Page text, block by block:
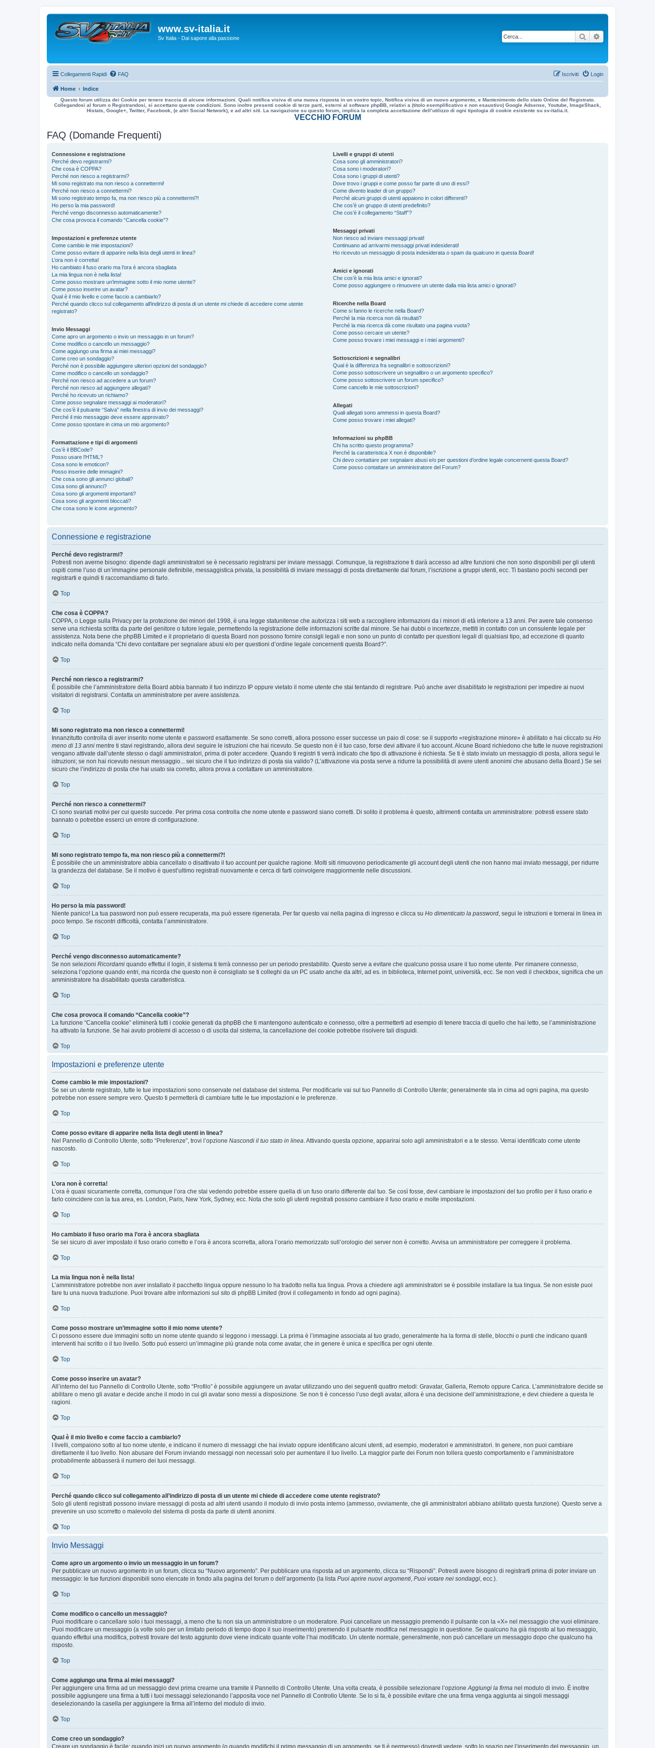
www.sv-italia.it
Sv Italia - Dai sapore alla passione Cerca
Collegamenti Rapidi FAQ Login
Iscriviti
Home Indice
Questo forum utilizza dei Cookie per tenere traccia di alcune informazioni. Quali notifica visiva di una nuova risposta in un vostro topic, Notifica visiva di un nuovo argomento, e Mantenimento dello stato Online del Registrato.
Collegandosi al forum o Registrandosi, si accettano queste condizioni. Sono inoltre presenti cookie di terze parti, esterni al software phpBB, relativi a (titolo esemplificativo e non esaustivo) Google Adsense, Youtube, ImageShack,
Histats, Google+, Twitter, Facebook, (e altri Social Network), e ad altri siti. La navigazione su questo forum, implica la completa accettazione dell’utilizzo di ogni tipologia di cookie esistente su sv-italia.it.
VECCHIO FORUM
FAQ (Domande Frequenti)
Connessione e registrazione
Perché devo registrarmi?
Che cosa è COPPA?
Perché non riesco a registrarmi?
Mi sono registrato ma non riesco a connettermi!
Perché non riesco a connettermi?
Mi sono registrato tempo fa, ma non riesco più a connettermi?!
Ho perso la mia password!
Perché vengo disconnesso automaticamente?
Che cosa provoca il comando “Cancella cookie”?
Impostazioni e preferenze utente
Come cambio le mie impostazioni?
Come posso evitare di apparire nella lista degli utenti in linea?
L’ora non è corretta!
Ho cambiato il fuso orario ma l’ora è ancora sbagliata
La mia lingua non è nella lista!
Come posso mostrare un’immagine sotto il mio nome utente?
Come posso inserire un avatar?
Qual è il mio livello e come faccio a cambiarlo?
Perché quando clicco sul collegamento all’indirizzo di posta di un utente mi chiede di accedere come utente
registrato?
Invio Messaggi
Come apro un argomento o invio un messaggio in un forum?
Come modifico o cancello un messaggio?
Come aggiungo una firma ai miei messaggi?
Come creo un sondaggio?
Perché non è possibile aggiungere ulteriori opzioni del sondaggio?
Come modifico o cancello un sondaggio?
Perché non riesco ad accedere a un forum?
Perché non riesco ad aggiungere allegati?
Perché ho ricevuto un richiamo?
Come posso segnalare messaggi ai moderatori?
Che cos’è il pulsante “Salva” nella finestra di invio dei messaggi?
Perché il mio messaggio deve essere approvato?
Come posso spostare in cima un mio argomento?
Formattazione e tipi di argomenti
Cos’è il BBCode?
Posso usare l’HTML?
Cosa sono le emoticon?
Posso inserire delle immagini?
Che cosa sono gli annunci globali?
Cosa sono gli annunci?
Cosa sono gli argomenti importanti?
Cosa sono gli argomenti bloccati?
Che cosa sono le icone argomento?
Livelli e gruppi di utenti
Cosa sono gli amministratori?
Cosa sono i moderatori?
Cosa sono i gruppi di utenti?
Dove trovo i gruppi e come posso far parte di uno di essi?
Come divento leader di un gruppo?
Perché alcuni gruppi di utenti appaiono in colori differenti?
Che cos’è un gruppo di utenti predefinito?
Che cos’è il collegamento “Staff”?
Messaggi privati
Non riesco ad inviare messaggi privati!
Continuano ad arrivarmi messaggi privati indesiderati!
Ho ricevuto un messaggio di posta indesiderata o spam da qualcuno in questa Board!
Amici e ignorati
Che cos’è la mia lista amici e ignorati?
Come posso aggiungere o rimuovere un utente dalla mia lista amici o ignorati?
Ricerche nella Board
Come si fanno le ricerche nella Board?
Perché la mia ricerca non dà risultati?
Perché la mia ricerca dà come risultato una pagina vuota?
Come posso cercare un utente?
Come posso trovare i miei messaggi e i miei argomenti?
Sottoscrizioni e segnalibri
Qual è la differenza fra segnalibri e sottoscrizioni?
Come posso sottoscrivere un segnalibro o un argomento specifico?
Come posso sottoscrivere un forum specifico?
Come cancello le mie sottoscrizioni?
Allegati
Quali allegati sono ammessi in questa Board?
Come posso trovare i miei allegati?
Informazioni su phpBB
Chi ha scritto questo programma?
Perché la caratteristica X non è disponibile?
Chi devo contattare per segnalare abusi e/o per questioni d’ordine legale concernenti questa Board?
Come posso contattare un amministratore del Forum?
Connessione e registrazione
Perché devo registrarmi?
Potresti non averne bisogno: dipende dagli amministratori se è necessario registrarsi per inviare messaggi. Comunque, la registrazione ti darà accesso ad altre funzioni che non sono disponibili per gli utenti
ospiti come l’uso di un’immagine personale definibile, messaggistica privata, la possibilità di inviare messaggi di posta direttamente dal forum, l’iscrizione a gruppi utenti, ecc. Ti bastano pochi secondi per
registrarti e quindi ti raccomandiamo di farlo.
Top
Che cosa è COPPA?
COPPA, o Legge sulla Privacy per la protezione dei minori del 1998, è una legge statunitense che autorizza i siti web a raccogliere informazioni da i minori di età inferiore a 13 anni. Per avere tale consenso
serve una richiesta scritta da parte del genitore o tutore legale, permettendo la registrazione delle informazioni scritte dal minore. Se hai dubbi o incertezze, mettiti in contatto con un consulente legale per
assistenza. Nota bene che phpBB Limited e il proprietario di questa Board non possono fornire consigli legali e non sono un punto di contatto per questioni legali di qualsiasi tipo, ad eccezione di quanto
indicato nella domanda “Chi devo contattare per segnalare abusi e/o per questioni d’ordine legale concernenti questa Board?”.
Top
Perché non riesco a registrarmi?
È possibile che l’amministratore della Board abbia bannato il tuo indirizzo IP oppure vietato il nome utente che stai tentando di registrare. Può anche aver disabilitato le registrazioni per impedire ai nuovi
visitatori di registrarsi. Contatta un amministratore per avere assistenza.
Top
Mi sono registrato ma non riesco a connettermi!
Innanzitutto controlla di aver inserito nome utente e password esattamente. Se sono corretti, allora possono esser successe un paio di cose: se il supporto «registrazione minore» è abilitato e hai cliccato su Ho
meno di 13 anni mentre ti stavi registrando, allora devi seguire le istruzioni che hai ricevuto. Se questo non è il tuo caso, forse devi attivare il tuo account. Alcune Board richiedono che tutte le nuove registrazioni
vengano attivate dall’utente stesso o dagli amministratori, prima di poter accedere. Quando ti registri ti verrà indicato che tipo di attivazione è richiesta. Se ti è stato inviato un messaggio di posta, allora segui le
istruzioni; se non hai ricevuto nessun messaggio... sei sicuro che il tuo indirizzo di posta sia valido? (L’attivazione via posta serve a ridurre la possibilità di avere utenti anonimi che abusano della Board.) Se sei
sicuro che l’indirizzo di posta che hai usato sia corretto, allora prova a contattare un amministratore.
Top
Perché non riesco a connettermi?
Ci sono svariati motivi per cui questo succede. Per prima cosa controlla che nome utente e password siano corretti. Di solito il problema è questo, altrimenti contatta un amministratore: potresti essere stato
bannato o potrebbe esserci un errore di configurazione.
Top
Mi sono registrato tempo fa, ma non riesco più a connettermi?!
È possibile che un amministratore abbia cancellato o disattivato il tuo account per qualche ragione. Molti siti rimuovono periodicamente gli account degli utenti che non hanno mai inviato messaggi, per ridurre
la grandezza del database. Se il motivo è quest’ultimo registrati nuovamente e cerca di farti coinvolgere maggiormente nelle discussioni.
Top
Ho perso la mia password!
Niente panico! La tua password non può essere recuperata, ma può essere rigenerata. Per far questo vai nella pagina di ingresso e clicca su Ho dimenticato la password, segui le istruzioni e tornerai in linea in
poco tempo. Se riscontri difficoltà, contatta l’amministratore.
Top
Perché vengo disconnesso automaticamente?
Se non selezioni Ricordami quando effettui il login, il sistema ti terrà connesso per un periodo prestabilito. Questo serve a evitare che qualcuno possa usare il tuo nome utente. Per rimanere connesso,
seleziona l’opzione quando entri, ma ricorda che questo non è consigliato se ti colleghi da un PC usato anche da altri, ad es. in biblioteca, Internet point, università, ecc. Se non vedi il checkbox, significa che un
amministratore ha disabilitato questa caratteristica.
Top
Che cosa provoca il comando “Cancella cookie”?
La funzione “Cancella cookie” eliminerà tutti i cookie generati da phpBB che ti mantengono autenticato e connesso, oltre a permetterti ad esempio di tenere traccia di quello che hai letto, se l’amministrazione
ha attivato la funzione. Se hai avuto problemi di accesso o di uscita dal sistema, la cancellazione dei cookie potrebbe risolvere tali disguidi.
Top
Impostazioni e preferenze utente
Come cambio le mie impostazioni?
Se sei un utente registrato, tutte le tue impostazioni sono conservate nel database del sistema. Per modificarle vai sul tuo Pannello di Controllo Utente; generalmente sta in cima ad ogni pagina, ma questo
potrebbe non essere sempre vero. Questo ti permetterà di cambiare tutte le tue impostazioni e le preferenze.
Top
Come posso evitare di apparire nella lista degli utenti in linea?
Nel Pannello di Controllo Utente, sotto “Preferenze”, trovi l’opzione Nascondi il tuo stato in linea. Attivando questa opzione, apparirai solo agli amministratori e a te stesso. Verrai identificato come utente
nascosto.
Top
L’ora non è corretta!
L’ora è quasi sicuramente corretta, comunque l’ora che stai vedendo potrebbe essere quella di un fuso orario differente dal tuo. Se così fosse, devi cambiare le impostazioni del tuo profilo per il fuso orario e
farlo coincidere con la tua area, es. London, Paris, New York, Sydney, ecc. Nota che solo gli utenti registrati possono cambiare il fuso orario e molte impostazioni.
Top
Ho cambiato il fuso orario ma l’ora è ancora sbagliata
Se sei sicuro di aver impostato il fuso orario corretto e l’ora è ancora scorretta, allora l’orario memorizzato sull’orologio del server non è corretto. Avvisa un amministratore per correggere il problema.
Top
La mia lingua non è nella lista!
L’amministratore potrebbe non aver installato il pacchetto lingua oppure nessuno lo ha tradotto nella tua lingua. Prova a chiedere agli amministratori se è possibile installare la tua lingua. Se non esiste puoi
fare tu una nuova traduzione. Puoi trovare altre informazioni sul sito di phpBB Limited (trovi il collegamento in fondo ad ogni pagina).
Top
Come posso mostrare un’immagine sotto il mio nome utente?
Ci possono essere due immagini sotto un nome utente quando si leggono i messaggi. La prima è l’immagine associata al tuo grado, generalmente ha la forma di stelle, blocchi o punti che indicano quanti
interventi hai scritto o il tuo livello. Sotto può esserci un’immagine più grande nota come avatar, che in genere è unica e specifica per ogni utente.
Top
Come posso inserire un avatar?
All’interno del tuo Pannello di Controllo Utente, sotto “Profilo” è possibile aggiungere un avatar utilizzando uno dei seguenti quattro metodi: Gravatar, Galleria, Remoto oppure Carica. L’amministratore decide se
abilitare o meno gli avatar e decide anche il modo in cui gli avatar sono messi a disposizione. Se non ti è concesso l’uso degli avatar, allora è una decisione dell’amministrazione, e devi chiedere a questa le
ragioni.
Top
Qual è il mio livello e come faccio a cambiarlo?
I livelli, compaiono sotto al tuo nome utente, e indicano il numero di messaggi che hai inviato oppure identificano alcuni utenti, ad esempio, moderatori e amministratori. In genere, non puoi cambiare
direttamente il tuo livello. Non abusare del Forum inviando messaggi non necessari solo per aumentare il tuo livello. La maggior parte dei Forum non tollera questo comportamento e l’amministratore
probabilmente abbasserà il numero dei tuoi messaggi.
Top
Perché quando clicco sul collegamento all’indirizzo di posta di un utente mi chiede di accedere come utente registrato?
Solo gli utenti registrati possono inviare messaggi di posta ad altri utenti usando il modulo di invio posta interno (ammesso, ovviamente, che gli amministratori abbiano abilitato questa funzione). Questo serve a
prevenire un uso scorretto o malevolo del sistema di posta da parte di utenti anonimi.
Top
Invio Messaggi
Come apro un argomento o invio un messaggio in un forum?
Per pubblicare un nuovo argomento in un forum, clicca su “Nuovo argomento”. Per pubblicare una risposta ad un argomento, clicca su “Rispondi”. Potresti avere bisogno di registrarti prima di poter inviare un
messaggio: le tue funzioni disponibili sono elencate in fondo alla pagina del forum o dell’argomento (la lista Puoi aprire nuovi argomenti, Puoi votare nei sondaggi, ecc.).
Top
Come modifico o cancello un messaggio?
Puoi modificare o cancellare solo i tuoi messaggi, a meno che tu non sia un amministratore o un moderatore. Puoi cancellare un messaggio premendo il pulsante con la «X» nel messaggio che vuoi eliminare.
Puoi modificare un messaggio (a volte solo per un limitato periodo di tempo dopo il suo inserimento) premendo il pulsante modifica nel messaggio in questione. Se qualcuno ha già risposto al tuo messaggio,
quando effettui una modifica, potresti trovare del testo aggiunto dove viene indicato quante volte l’hai modificato. Un utente normale, generalmente, non può cancellare un messaggio dopo che qualcuno ha
risposto.
Top
Come aggiungo una firma ai miei messaggi?
Per aggiungere una firma ad un messaggio devi prima crearne una tramite il Pannello di Controllo Utente. Una volta creata, è possibile selezionare l’opzioneAggiungi la firma nel modulo di invio. È inoltre
possibile aggiungere una firma a tutti i tuoi messaggi selezionando l’apposita voce nel Pannello di Controllo Utente. Se lo si fa, è possibile evitare che una firma venga aggiunta ai singoli messaggi
deselezionando la casella per aggiungere la firma all’interno del modulo di invio.
Top
Come creo un sondaggio?
Creare un sondaggio è facile: quando inizi un nuovo argomento (o quando modifichi il primo messaggio di un argomento, se ti è permesso) dovresti vedere, sotto lo spazio per l’inserimento del messaggio, un